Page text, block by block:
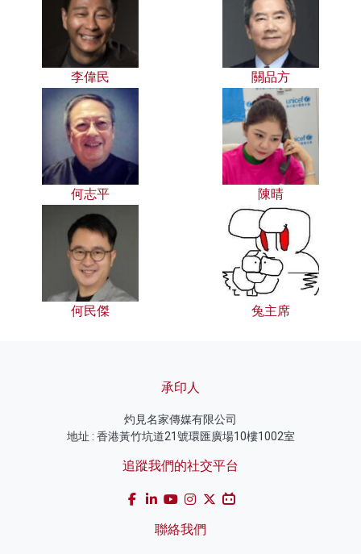
李偉民 關品方
何志平 陳晴
何民傑 兔主席
承印人
灼見名家傳媒有限公司
地址 : 香港黃竹坑道21號環匯廣場10樓1002室
追蹤我們的社交平台
聯絡我們